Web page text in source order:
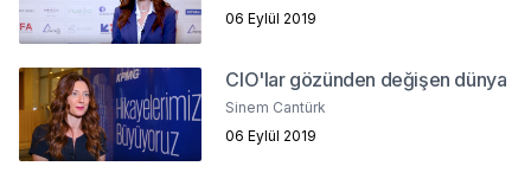
06 Eylül 2019
CIO'lar gözünden değişen dünya
Sinem Cantürk
06 Eylül 2019